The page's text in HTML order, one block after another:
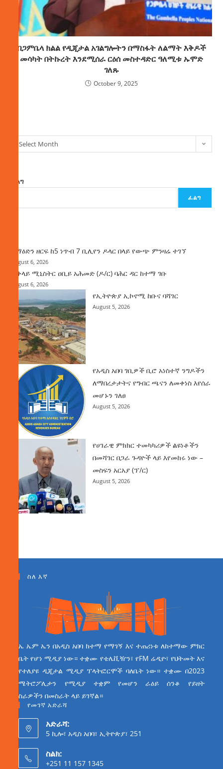
በጋምቤላ ክልል የዲጂታል አገልግሎትን በማስፋት ለልማት እቅዶች
መሳካት በትኩረት እንደሚሰራ ርዕሰ መስተዳድር ዓለሚቱ ኡሞድ
ገለጹ
October 9, 2025
Select Month
ፈልግ
ፈልግ
ከማዕድን ዘርፍ ከ5 ነጥብ 7 ቢሊየን ዶላር በላይ የውጭ ምንዛሬ ተገኘ
August 6, 2026
ጠቅላይ ሚኒስትር ዐቢይ አሕመድ (ዶ/ር) ባሕር ዳር ከተማ ገቡ
August 6, 2026
የኢትዮጵያ ኢኮኖሚ ከቡና ባሻገር
August 5, 2026
የአዲስ አበባ ገቢዎች ቢሮ አነስተኛ ንግዶችን
ለማበረታታትና የግብር ጫናን ለመቀነስ እየሰራ
መሆኑን ገለፀ
August 5, 2026
የሀገራዊ ምክክር ተመካካሪዎች ልዩነቶችን
በመሻገር በጋራ ጉዳዮች ላይ እየመከሩ ነው –
መስፍን አርአያ (ፕ/ር)
August 5, 2026
ስለ እኛ
ኤ ኤም ኤን በአዲስ አበባ ከተማ የማገኝ እና ተጠሪነቱ ለከተማው ምክር
ቤት የሆነ ሚዲያ ነው። ተቋሙ የቴሌቪዥን፣ የFM ሬዲዮ፣ የህትመት እና
የተለያዩ ዲጂታል ሚዲያ ፕላትፎርሞች ባለቤት ነው። ተቋሙ በ2023
ሜትሮፖሊታን የሚዲያ ተቋም የመሆን ራዕይ ሰንቆ የይዘት
ስራዎችን በመስራት ላይ ይገኛል።
የመገኛ አድራሻ
አድራሻ:
5 ኪሎ፣ አዲስ አበባ፣ ኢትዮጵያ፣ 251
ስልክ:
+251 11 157 1345